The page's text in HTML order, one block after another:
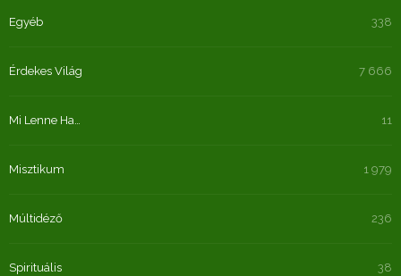
Egyéb 338
Érdekes Világ 7 666
Mi Lenne Ha… 11
Misztikum 1 979
Múltidéző 236
Spirituális 38